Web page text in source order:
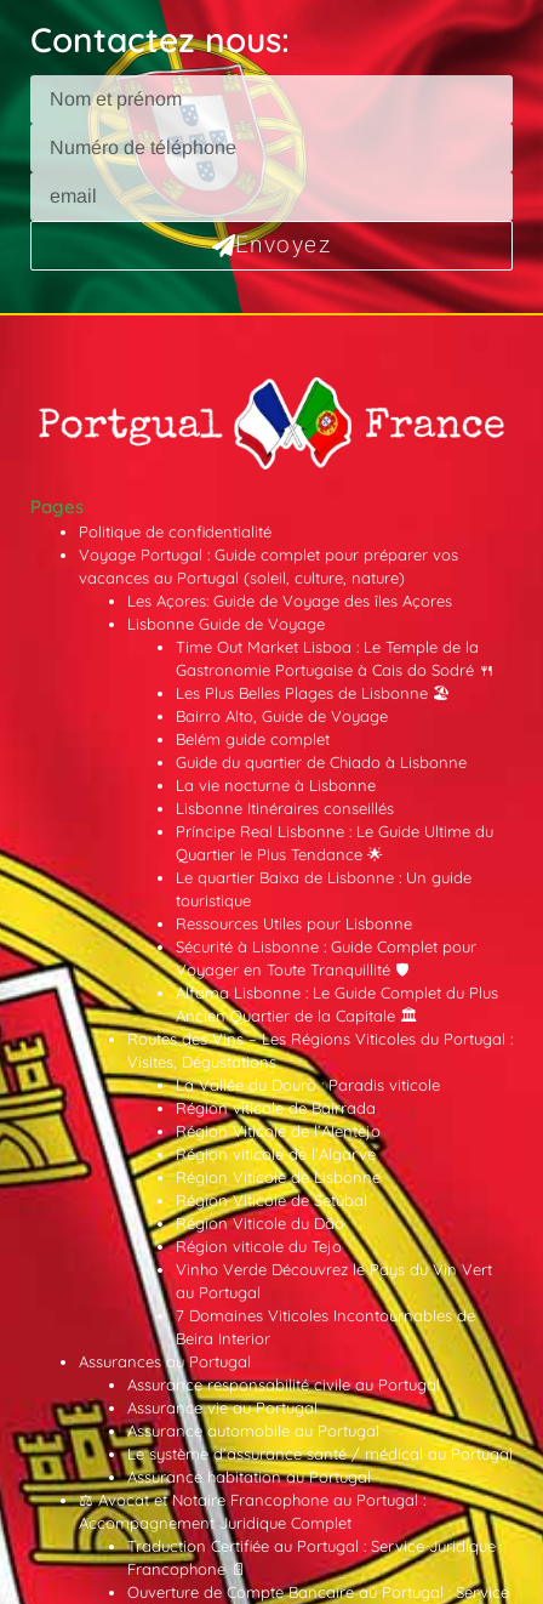
Contactez nous:
Envoyez
Pages
Politique de confidentialité
Voyage Portugal : Guide complet pour préparer vos
vacances au Portugal (soleil, culture, nature)
Les Açores: Guide de Voyage des îles Açores
Lisbonne Guide de Voyage
Time Out Market Lisboa : Le Temple de la
Gastronomie Portugaise à Cais do Sodré 🍴
Les Plus Belles Plages de Lisbonne 🏖️
Bairro Alto, Guide de Voyage
Belém guide complet
Guide du quartier de Chiado à Lisbonne
La vie nocturne à Lisbonne
Lisbonne Itinéraires conseillés
Príncipe Real Lisbonne : Le Guide Ultime du
Quartier le Plus Tendance 🌟
Le quartier Baixa de Lisbonne : Un guide
touristique
Ressources Utiles pour Lisbonne
Sécurité à Lisbonne : Guide Complet pour
Voyager en Toute Tranquillité 🛡️
Alfama Lisbonne : Le Guide Complet du Plus
Ancien Quartier de la Capitale 🏛️
Routes des Vins – Les Régions Viticoles du Portugal :
Visites, Dégustations
La Vallée du Douro : Paradis viticole
Région viticole de Bairrada
Région Viticole de l’Alentejo
Région viticole de l’Algarve
Région Viticole de Lisbonne
Région Viticole de Setúbal
Région Viticole du Dão
Région viticole du Tejo
Vinho Verde Découvrez le Pays du Vin Vert
au Portugal
7 Domaines Viticoles Incontournables de
Beira Interior
Assurances au Portugal
Assurance responsabilité civile au Portugal
Assurance vie au Portugal
Assurance automobile au Portugal
Le système d’assurance santé / médical au Portugal
Assurance habitation au Portugal
⚖️ Avocat et Notaire Francophone au Portugal :
Accompagnement Juridique Complet
Traduction Certifiée au Portugal : Service Juridique
Francophone 📄
Ouverture de Compte Bancaire au Portugal : Service